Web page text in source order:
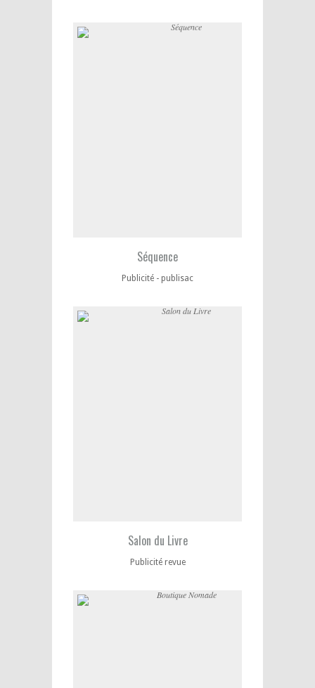
Séquence
Publicité - publisac
Salon du Livre
Publicité revue